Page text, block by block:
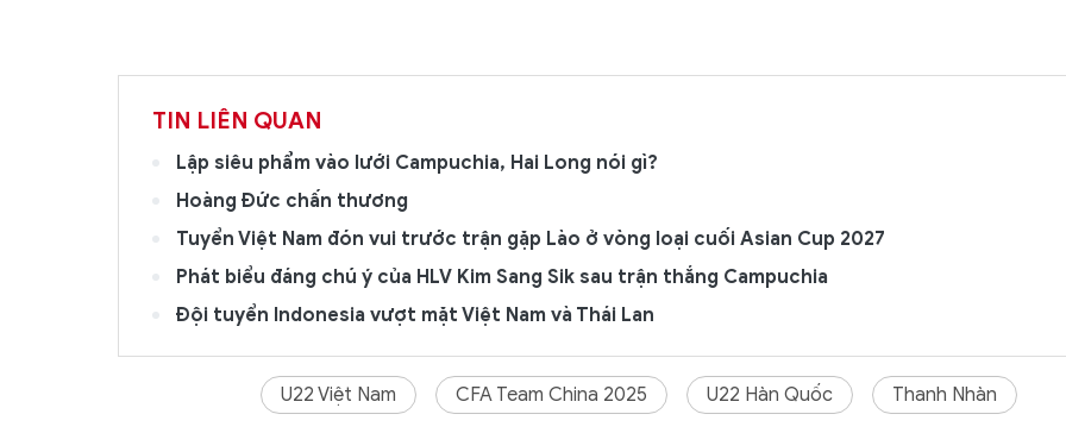
TIN LIÊN QUAN
Lập siêu phẩm vào lưới Campuchia, Hai Long nói gì?
Hoàng Đức chấn thương
Tuyển Việt Nam đón vui trước trận gặp Lào ở vòng loại cuối Asian Cup 2027
Phát biểu đáng chú ý của HLV Kim Sang Sik sau trận thắng Campuchia
Đội tuyển Indonesia vượt mặt Việt Nam và Thái Lan
U22 Việt Nam CFA Team China 2025 U22 Hàn Quốc Thanh Nhàn